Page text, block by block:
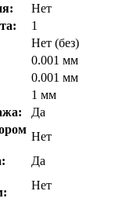
Нет
1
Нет (без)
0.001 мм
0.001 мм
1 мм
Да
Нет
Да
Нет